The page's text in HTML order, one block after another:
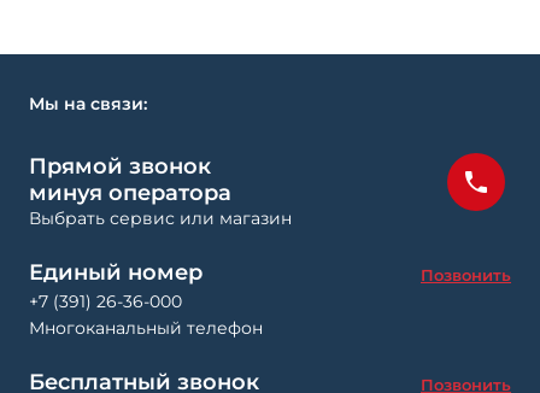
Мы на связи:
Прямой звонок
минуя оператора
Выбрать сервис или магазин
Единый номер Позвонить
+7 (391) 26-36-000
Многоканальный телефон
Бесплатный звонок Позвонить